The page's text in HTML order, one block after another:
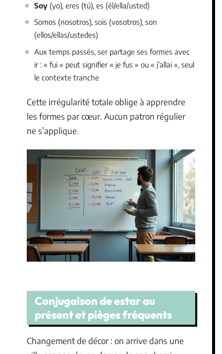
Soy (yo), eres (tú), es (él/ella/usted)
Somos (nosotros), sois (vosotros), son
(ellos/ellas/ustedes)
Aux temps passés, ser partage ses formes avec
ir : « fui » peut signifier « je fus » ou « j’allai », seul
le contexte tranche
Cette irrégularité totale oblige à apprendre
les formes par cœur. Aucun patron régulier
ne s’applique.
Conjugaison de estar au
présent et pièges fréquents
Changement de décor : on arrive dans une